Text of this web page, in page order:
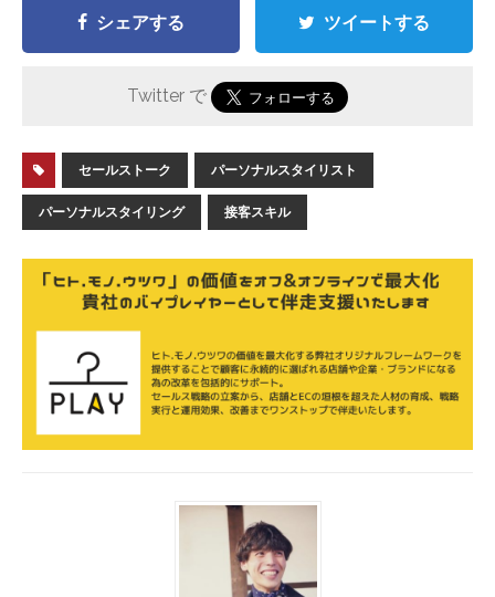
シェアする ツイートする
Twitter で
セールストーク パーソナルスタイリスト
パーソナルスタイリング 接客スキル